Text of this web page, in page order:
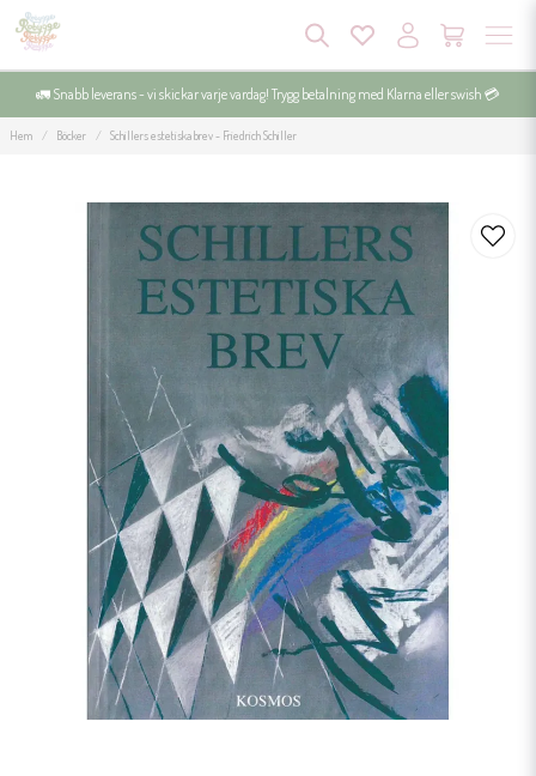
🚛 Snabb leverans - vi skickar varje vardag! Trygg betalning med Klarna eller swish 💳
Hem Böcker Schillers estetiska brev - Friedrich Schiller